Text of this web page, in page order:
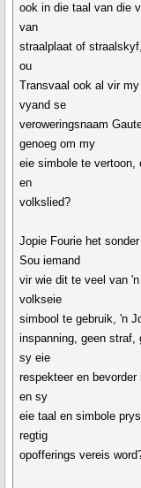
ook in die taal van die
van
straalplaat of
ou
Transvaal ook al vir
vyand se
veroweringsnaam
genoeg om my
eie simbole te vertoon,
en
volkslied?
Jopie Fourie het
Sou iemand
vir wie dit te veel van
volkseie
simbool te gebruik, 'n
inspanning, geen straf,
sy eie
respekteer en
en sy
eie taal en simbole
regtig
opofferings vereis